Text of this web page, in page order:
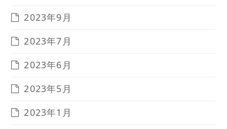
2023年9月
2023年7月
2023年6月
2023年5月
2023年1月